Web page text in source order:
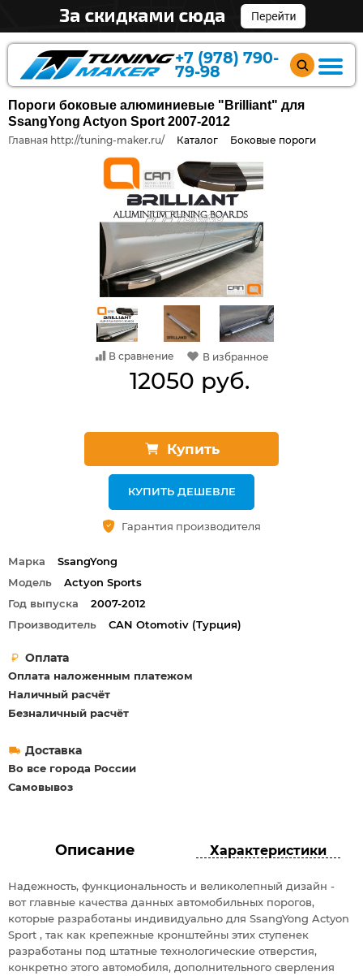
+7 (978) 790-
79-98
Пороги боковые алюминиевые "Brilliant" для
SsangYong Actyon Sport 2007-2012
Главная http://tuning-maker.ru/ Каталог Боковые пороги
Марка
SsangYong
Модель
Actyon Sports
Год выпуска
2007-2012
Производитель
СAN Otomotiv (Турция)
Оплата
Оплата наложенным платежом
Наличный расчёт
Безналичный расчёт
Доставка
Во все города России
Самовывоз
В сравнение В избранное
12050 руб.
Купить
КУПИТЬ ДЕШЕВЛЕ
Гарантия производителя
Описание Характеристики
Надежность, функциональность и великолепный дизайн -
вот главные качества данных автомобильных порогов,
которые разработаны индивидуально для SsangYong Actyon
Sport , так как крепежные кронштейны этих ступенек
разработаны под штатные технологические отверстия,
конкретно этого автомобиля, дополнительного сверления